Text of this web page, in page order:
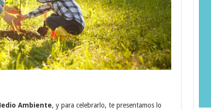
Ambiente, y para celebrarlo, te presentamos lo